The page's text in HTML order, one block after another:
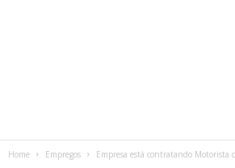
Home Empregos Empresa está contratando Motorista